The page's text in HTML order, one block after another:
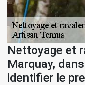
Nettoyage et
Marquay,
identifier le